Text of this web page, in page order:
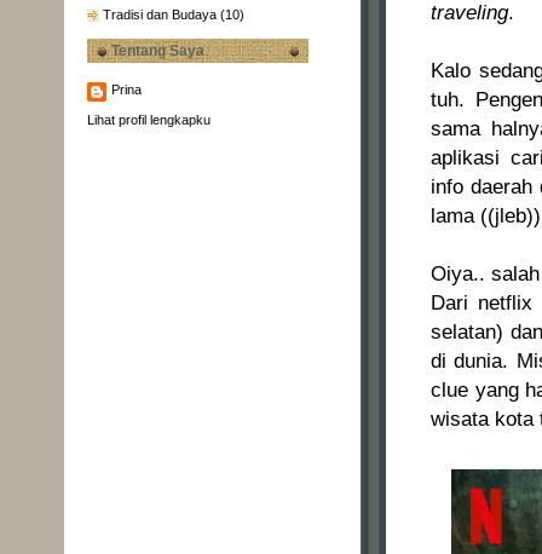
Tradisi dan Budaya (10)
Tentang Saya
Prina
Lihat profil lengkapku
traveling.
Kalo
tuh.
sama
aplikasi
info daerah
lama
Oiya..
Dari netflix
selatan)
di dunia.
clue yang
wisata